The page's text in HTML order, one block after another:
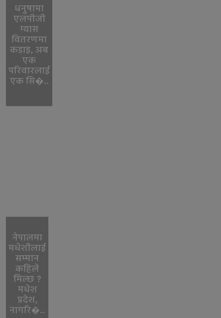
धनुषामा
एलपीजी
ग्यास
वितरणमा
कडाइ, अब
एक
परिवारलाई
एक सि�..
नेपालमा
मधेशीलाई
सम्मान
कहिले
मिल्छ ?
मधेश
प्रदेश,
नागरि�..